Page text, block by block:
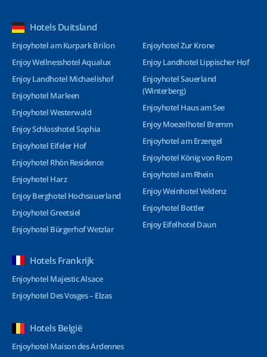
Hotels Duitsland
Enjoyhotel am Kurpark Brilon
Enjoy Wellnesshotel Aqualux
Enjoy Landhotel Michaelishof
Enjoyhotel Marleen
Enjoyhotel Westerwald
Enjoy Schlosshotel Sophia
Enjoyhotel Eifeler Hof
Enjoyhotel Rhön Residence
Enjoyhotel Harz
Enjoy Berghotel Hochsauerland
Enjoyhotel Greetsiel
Enjoyhotel Bürgerhof Wetzlar
Enjoyhotel Zur Krone
Enjoy Landhotel Lippischer Hof
Enjoyhotel Sauerland
(Winterberg)
Enjoyhotel Haus am See
Enjoy Moezelhotel Bremm
Enjoyhotel am Erzengel
Enjoyhotel König von Rom
Enjoyhotel am Rhein
Enjoy Weinhotel Veldenz
Enjoyhotel Bottler
Enjoy Eifelhotel Daun
Hotels Frankrijk
Enjoyhotel Majestic Alsace
Enjoyhotel Des Vosges – Elzas
Hotels België
Enjoyhotel Maison des Ardennes